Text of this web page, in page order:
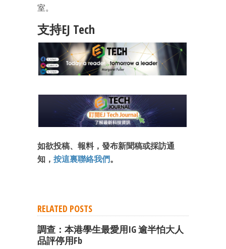
室。
支持EJ Tech
如欲投稿、報料，發布新聞稿或採訪通
知， 按這裏聯絡我們。
RELATED POSTS
調查：本港學生最愛用IG 逾半怕大人
品評停用fb
成為 EJ Tech 會員
最新資訊（附創業懶人包）